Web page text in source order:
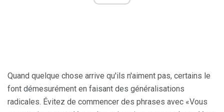
Quand quelque chose arrive qu'ils n'aiment pas, certains le
font démesurément en faisant des généralisations
radicales. Évitez de commencer des phrases avec «Vous